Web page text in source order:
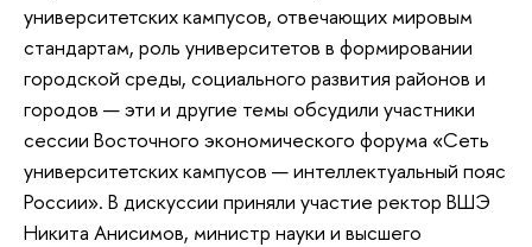
университетских кампусов, отвечающих мировым
стандартам, роль университетов в формировании
городской среды, социального развития районов и
городов — эти и другие темы обсудили участники
сессии Восточного экономического форума «Сеть
университетских кампусов — интеллектуальный пояс
России». В дискуссии приняли участие ректор ВШЭ
Никита Анисимов, министр науки и высшего